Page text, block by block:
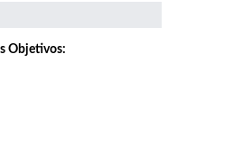
Objetivos: